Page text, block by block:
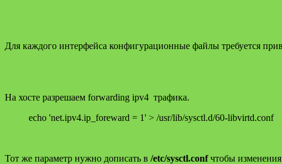
Для каждого интерфейса конфигурационные файлы требуется
На хосте разрешаем forwarding ipv4 трафика.
echo 'net.ipv4.ip_foreward = 1' > /usr/lib/sysctl.d/60-libvirtd.conf
Тот же параметр нужно дописать в /etc/sysctl.confчтобы изменения